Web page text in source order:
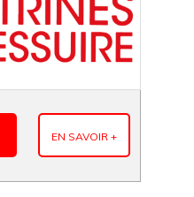
EN SAVOIR +